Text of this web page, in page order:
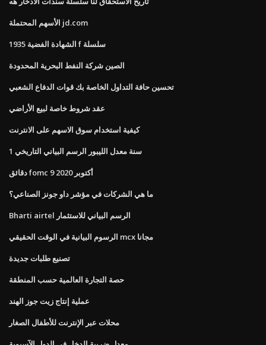
الأسهم المحتملة jd.com
الشهادة الفضية 1935 f سلسلة
الصين شركة النفط البحرية المحدودة
تحسين حافة التداول الخاصة بك قوات الدفاع الشعبي
عقد شروط خاصة لبيع الأراضي
كيفية استخدام سوق الاسهم على الانترنت
1 سنة معدل الليبور الرسم البياني التاريخي
دقائق fomc 9 أكتوبر 2020
ما هي الشركات في مؤشر داو جونز الصناعي؟
Bharti airtel الرسم البياني للاستثمار
الرسوم البيانية في الوقت الحقيقي mcx مجانا
تصنيع طلبات جديدة
حصة التجارة العالمية حسب المنطقة
عملية إنتاج زيت جوز الهند
محلات عبر الإنترنت للأطفال الصغار